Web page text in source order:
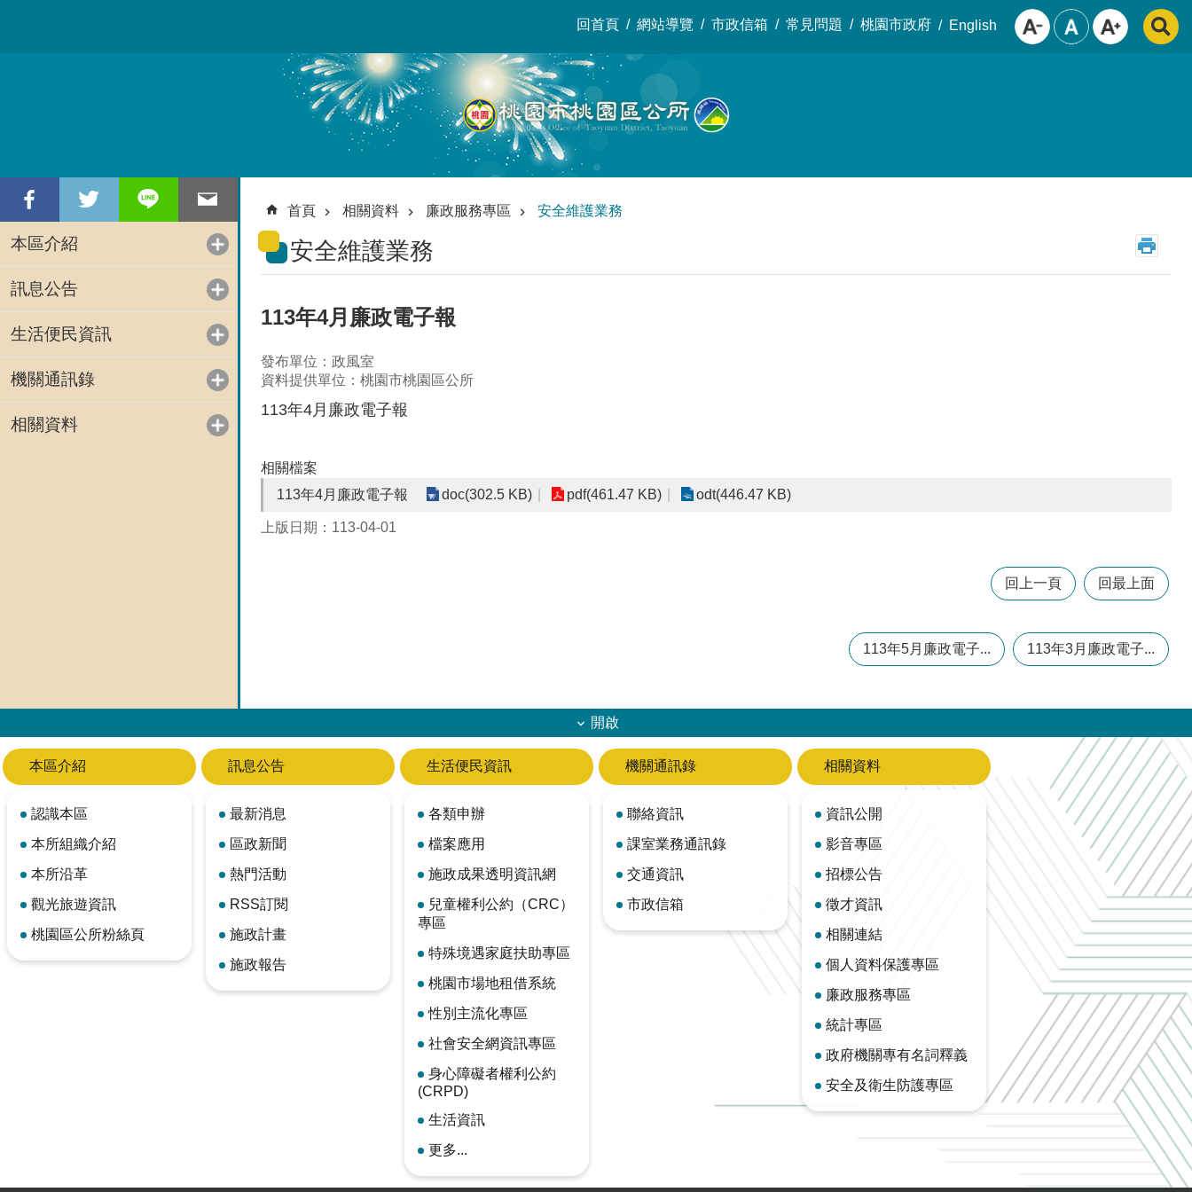
回首頁 網站導覽 市政信箱 常見問題 桃園市政府 English
本區介紹
訊息公告
生活便民資訊
機關通訊錄
相關資料
首頁 相關資料 廉政服務專區 安全維護業務
安全維護業務
113年4月廉政電子報
發布單位：政風室
資料提供單位：桃園市桃園區公所
113年4月廉政電子報
相關檔案
113年4月廉政電子報
doc(302.5 KB) pdf(461.47 KB) odt(446.47 KB)
上版日期：113-04-01
回上一頁 回最上面
113年5月廉政電子... 113年3月廉政電子...
開啟
本區介紹
認識本區
本所組織介紹
本所沿革
觀光旅遊資訊
桃園區公所粉絲頁
訊息公告
最新消息
區政新聞
熱門活動
RSS訂閱
施政計畫
施政報告
生活便民資訊
各類申辦
檔案應用
施政成果透明資訊網
兒童權利公約（CRC）
專區
特殊境遇家庭扶助專區
桃園市場地租借系統
性別主流化專區
社會安全網資訊專區
身心障礙者權利公約
(CRPD)
生活資訊
更多...
機關通訊錄
聯絡資訊
課室業務通訊錄
交通資訊
市政信箱
相關資料
資訊公開
影音專區
招標公告
徵才資訊
相關連結
個人資料保護專區
廉政服務專區
統計專區
政府機關專有名詞釋義
安全及衛生防護專區